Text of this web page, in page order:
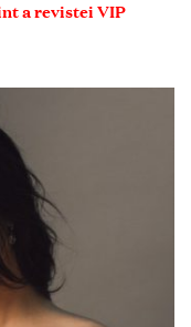
a revistei VIP